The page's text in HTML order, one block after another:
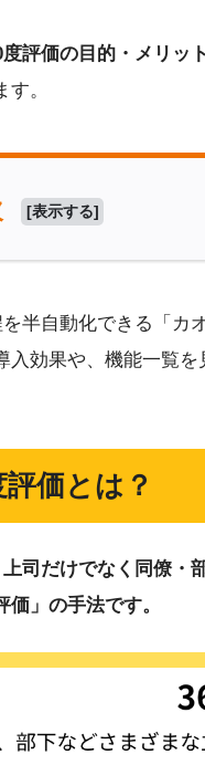
度評価の目的・メリッ
す。
[表示する]
半自動化できる「カ
入効果や、機能一覧
評価とは？
司だけでなく同僚・
」の手法です。